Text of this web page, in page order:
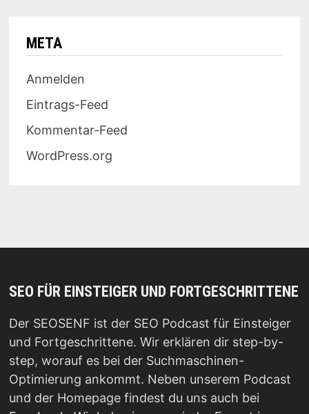
META
Anmelden
Eintrags-Feed
Kommentar-Feed
WordPress.org
SEO FÜR EINSTEIGER UND FORTGESCHRITTENE
Der SEOSENF ist der SEO Podcast für Einsteiger
und Fortgeschrittene. Wir erklären dir step-by-
step, worauf es bei der Suchmaschinen-
Optimierung ankommt. Neben unserem Podcast
und der Homepage findest du uns auch bei